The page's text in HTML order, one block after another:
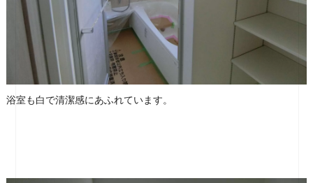
浴室も白で清潔感にあふれています。